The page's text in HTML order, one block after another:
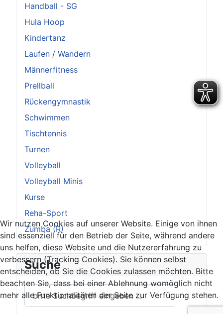
Handball - SG
Hula Hoop
Kindertanz
Laufen / Wandern
Männerfitness
Prellball
Rückengymnastik
Schwimmen
Tischtennis
Turnen
Volleyball
Volleyball Minis
Kurse
Reha-Sport
Zumba (R)
Suche
??
Wir nutzen Cookies auf unserer Website. Einige von ihnen
sind essenziell für den Betrieb der Seite, während andere
uns helfen, diese Website und die Nutzererfahrung zu
verbessern (Tracking Cookies). Sie können selbst
entscheiden, ob Sie die Cookies zulassen möchten. Bitte
beachten Sie, dass bei einer Ablehnung womöglich nicht
mehr alle Funktionalitäten der Seite zur Verfügung stehen.